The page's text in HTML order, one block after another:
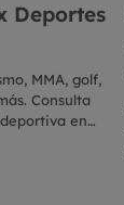
Deportes
MMA, golf,
Consulta
en